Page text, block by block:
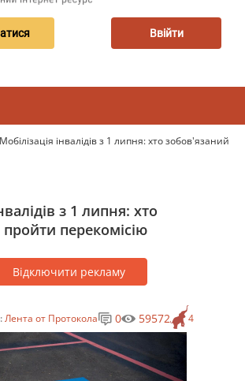
Ввійти
Мобілізація інвалідів з 1 липня: хто зобов'язаний
з 1 липня: хто
перекомісію
Відключити рекламу
Лента от Протокола 4
0 59572